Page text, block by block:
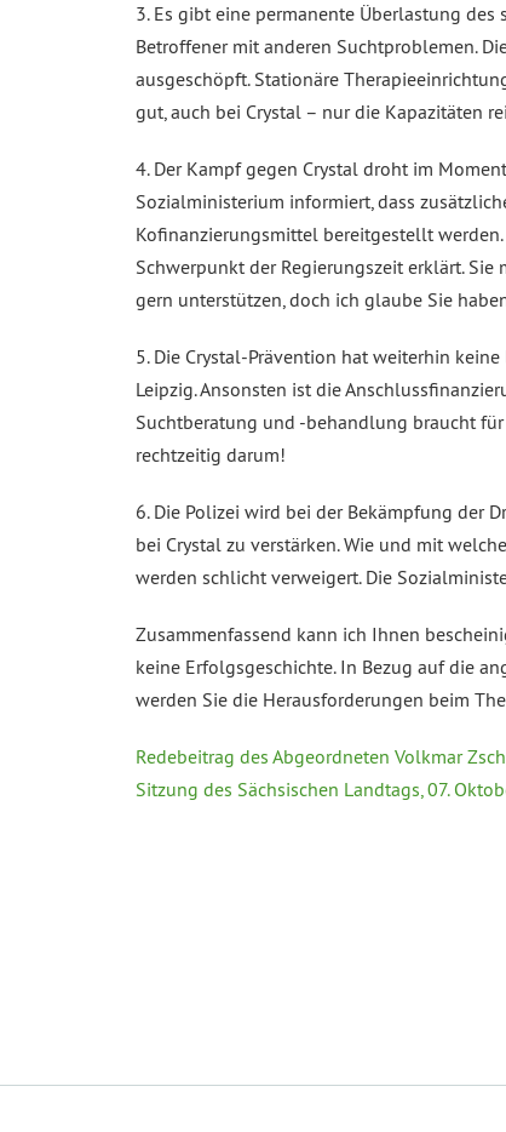
3. Es gibt eine permanente Überlastung
Betroffener mit anderen Suchtproblemen.
ausgeschöpft. Stationäre
gut, auch bei Crystal – nur die Kapazitäten
4. Der Kampf gegen Crystal droht im
Sozialministerium informiert, dass
Kofinanzierungsmittel bereitgestellt werden.
Schwerpunkt der Regierungszeit erklärt.
gern unterstützen, doch ich glaube Sie
5. Die Crystal-Prävention hat weiterhin
Leipzig. Ansonsten ist die
Suchtberatung und -behandlung braucht
rechtzeitig darum!
6. Die Polizei wird bei der Bekämpfung der
bei Crystal zu verstärken. Wie und mit
werden schlicht verweigert. Die
Zusammenfassend kann ich Ihnen
keine Erfolgsgeschichte. In Bezug auf die
werden Sie die Herausforderungen beim
Redebeitrag des Abgeordneten Volkmar
Sitzung des Sächsischen Landtags, 07.